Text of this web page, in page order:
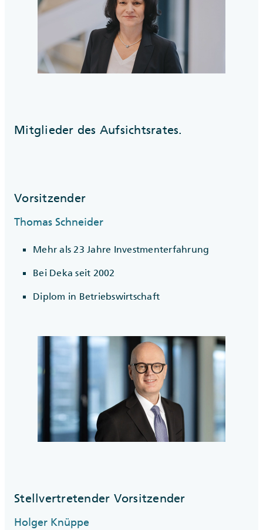
Mitglieder des Aufsichtsrates.
Vorsitzender
Thomas Schneider
Mehr als 23 Jahre Investmenterfahrung
Bei Deka seit 2002
Diplom in Betriebswirtschaft
Stellvertretender Vorsitzender
Holger Knüppe